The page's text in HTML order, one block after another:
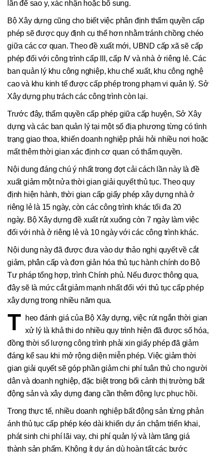
lần để sao y, xác nhận hoặc bổ sung.
Bộ Xây dựng cũng cho biết việc phân định thẩm quyền cấp
phép sẽ được quy định cụ thể hơn nhằm tránh chồng chéo
giữa các cơ quan. Theo đề xuất mới, UBND cấp xã sẽ cấp
phép đối với công trình cấp III, cấp IV và nhà ở riêng lẻ. Các
ban quản lý khu công nghiệp, khu chế xuất, khu công nghệ
cao và khu kinh tế được cấp phép trong phạm vi quản lý. Sở
Xây dựng phụ trách các công trình còn lại.
Trước đây, thẩm quyền cấp phép giữa cấp huyện, Sở Xây
dựng và các ban quản lý tại một số địa phương từng có tình
trạng giao thoa, khiến doanh nghiệp phải hỏi nhiều nơi hoặc
mất thêm thời gian xác định cơ quan có thẩm quyền.
Nội dung đáng chú ý nhất trong đợt cải cách lần này là đề
xuất giảm một nửa thời gian giải quyết thủ tục. Theo quy
định hiện hành, thời gian cấp giấy phép xây dựng nhà ở
riêng lẻ là 15 ngày, còn các công trình khác tối đa 20
ngày. Bộ Xây dựng đề xuất rút xuống còn 7 ngày làm việc
đối với nhà ở riêng lẻ và 10 ngày với các công trình khác.
Nội dung này đã được đưa vào dự thảo nghị quyết về cắt
giảm, phân cấp và đơn giản hóa thủ tục hành chính do Bộ
Tư pháp tổng hợp, trình Chính phủ. Nếu được thông qua,
đây sẽ là mức cắt giảm mạnh nhất đối với thủ tục cấp phép
xây dựng trong nhiều năm qua.
T
heo đánh giá của Bộ Xây dựng, việc rút ngắn thời gian
xử lý là khả thi do nhiều quy trình hiện đã được số hóa,
đồng thời số lượng công trình phải xin giấy phép đã giảm
đáng kể sau khi mở rộng diện miễn phép. Việc giảm thời
gian giải quyết sẽ góp phần giảm chi phí tuân thủ cho người
dân và doanh nghiệp, đặc biệt trong bối cảnh thị trường bất
động sản và xây dựng đang cần thêm động lực phục hồi.
Trong thực tế, nhiều doanh nghiệp bất động sản từng phản
ánh thủ tục cấp phép kéo dài khiến dự án chậm triển khai,
phát sinh chi phí lãi vay, chi phí quản lý và làm tăng giá
thành sản phẩm. Không ít dự án dù hoàn tất các bước